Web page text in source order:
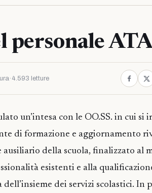
personale
· 4.593 letture
un’intesa con le OO.SS. in cui si
di formazione e aggiornamento
della scuola, finalizzato al
esistenti e alla
dei servizi scolastici. In